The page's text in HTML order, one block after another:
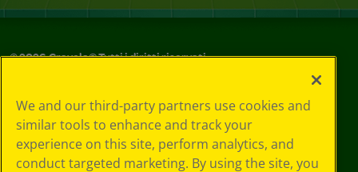
©2026Crayola® Tutti i diritti riservati.
in materia di
privacy
Informativa sulla
privacy
We and our third-party partners use cookies and
similar tools to enhance and track your
experience on this site, perform analytics, and
conduct targeted marketing. By using the site, you